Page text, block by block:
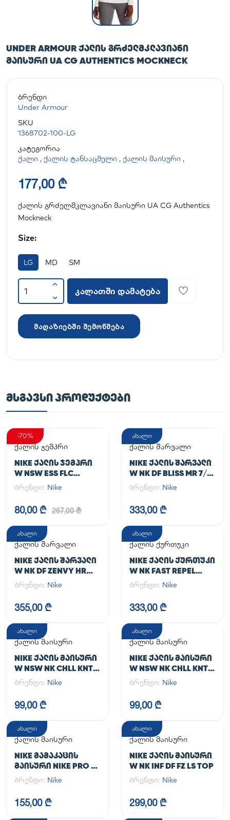
UNDER ARMOUR ᲥᲐᲚᲘᲡ ᲒᲠᲫᲔᲚᲛᲙᲚᲐᲕᲘᲐᲜᲘ
ᲛᲐᲘᲡᲣᲠᲘ UA CG AUTHENTICS MOCKNECK
ბრენდი
Under Armour
SKU
1368702-100-LG
კატეგორია
ქალი , ქალის ტანსაცმელი , ქალის მაისური ,
177,00 ₾
ქალის გრძელმკლავიანი მაისური UA CG Authentics
Mockneck
Size:
LG MD SM
კალათში დამატება
მაღაზიებში შემოწმება
ᲛᲡᲒᲐᲕᲡᲘ ᲞᲠᲝᲓᲣᲥᲢᲔᲑᲘ
-70%
ქალის ჯემპრი
NIKE ᲥᲐᲚᲘᲡ ᲯᲔᲛᲞᲠᲘ
W NSW ESS FLC
HOODIE CLCTN RE
ბრენდი: Nike
80,00 ₾ 267,00 ₾
ახალი
ქალის შარვალი
NIKE ᲥᲐᲚᲘᲡ ᲨᲐᲠᲕᲐᲚᲘ
W NK DF BLISS MR 7/8
JOGGER
ბრენდი: Nike
333,00 ₾
ახალი
ქალის შარვალი
NIKE ᲥᲐᲚᲘᲡ ᲨᲐᲠᲕᲐᲚᲘ
W NK DF ZENVY HR
TGHT
ბრენდი: Nike
355,00 ₾
ახალი
ქალის ქურთუკი
NIKE ᲥᲐᲚᲘᲡ ᲥᲣᲠᲗᲣᲙᲘ
W NK FAST REPEL
JACKET
ბრენდი: Nike
333,00 ₾
ახალი
ქალის მაისური
NIKE ᲥᲐᲚᲘᲡ ᲛᲐᲘᲡᲣᲠᲘ
W NSW NK CHLL KNT
MD CRP
ბრენდი: Nike
99,00 ₾
ახალი
ქალის მაისური
NIKE ᲥᲐᲚᲘᲡ ᲛᲐᲘᲡᲣᲠᲘ
W NSW NK CHLL KNT
MD CRP
ბრენდი: Nike
99,00 ₾
ახალი
ქალის მაისური
NIKE ᲛᲐᲛᲐᲙᲐᲪᲘᲡ
ᲛᲐᲘᲡᲣᲠᲘ NIKE PRO DF
365 CROP LS
ბრენდი: Nike
155,00 ₾
ახალი
ქალის მაისური
NIKE ᲥᲐᲚᲘᲡ ᲛᲐᲘᲡᲣᲠᲘ
W NK INF DF FZ LS TOP
ბრენდი: Nike
299,00 ₾